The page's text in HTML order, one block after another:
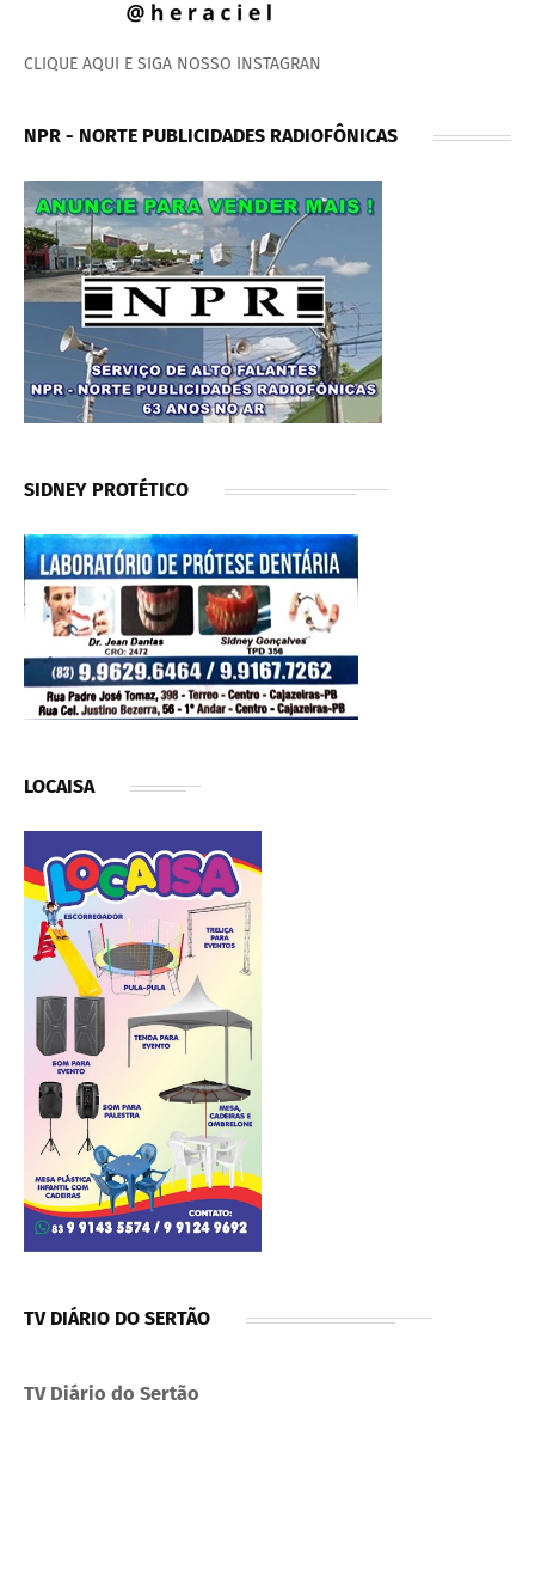
CLIQUE AQUI E SIGA NOSSO INSTAGRAN
NPR - NORTE PUBLICIDADES RADIOFÔNICAS
SIDNEY PROTÉTICO
LOCAISA
TV DIÁRIO DO SERTÃO
TV Diário do Sertão